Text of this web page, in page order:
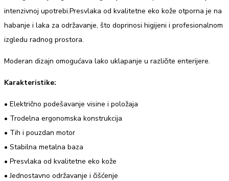
intenzivnoj upotrebi.Presvlaka od kvalitetne eko kože otporna je na
habanje i laka za održavanje, što doprinosi higijeni i profesionalnom
izgledu radnog prostora.
Moderan dizajn omogućava lako uklapanje u različite enterijere.
Karakteristike:
• Električno podešavanje visine i položaja
• Trodelna ergonomska konstrukcija
• Tih i pouzdan motor
• Stabilna metalna baza
• Presvlaka od kvalitetne eko kože
• Jednostavno održavanje i čišćenje